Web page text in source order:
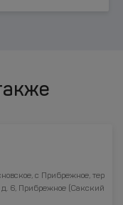
с Прибрежное, тер
6, Прибрежное (Сакский